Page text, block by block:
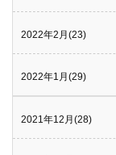
2022年2月(23)
2022年1月(29)
2021年12月(28)